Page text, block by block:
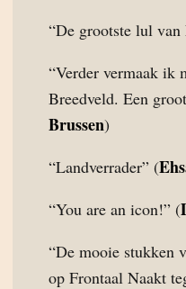
“De grootste lul van
“Verder vermaak ik
Breedveld. Een
Brussen)
“Landverrader” (
“You are an icon!” (
“De mooie stukken
op Frontaal Naakt